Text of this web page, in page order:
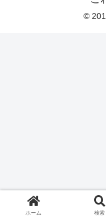
©
ホーム 検索